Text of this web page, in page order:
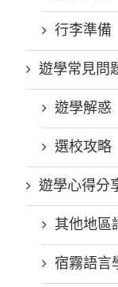
行李準備
遊學常見問
遊學解惑
選校攻略
遊學心得分
其他地區
宿霧語言